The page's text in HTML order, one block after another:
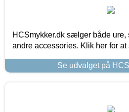
HCSmykker.dk sælger både ure,
andre accessories. Klik her for at
Se udvalget på